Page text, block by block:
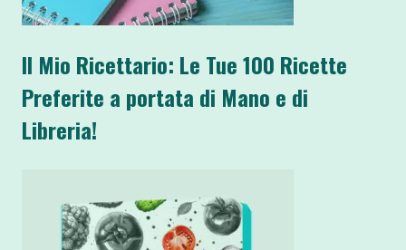
Il Mio Ricettario: Le Tue 100 Ricette
Preferite a portata di Mano e di
Libreria!